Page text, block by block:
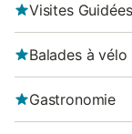
Visites Guidées
Balades à vélo
Gastronomie